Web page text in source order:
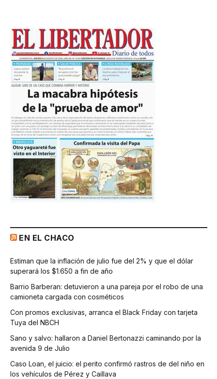
EN EL CHACO
Estiman que la inflación de julio fue del 2% y que el dólar
superará los $1.650 a fin de año
Barrio Barberan: detuvieron a una pareja por el robo de una
camioneta cargada con cosméticos
Con promos exclusivas, arranca el Black Friday con tarjeta
Tuya del NBCH
Sano y salvo: hallaron a Daniel Bertonazzi caminando por la
avenida 9 de Julio
Caso Loan, el juicio: el perito confirmó rastros de del niño en
los vehículos de Pérez y Caillava